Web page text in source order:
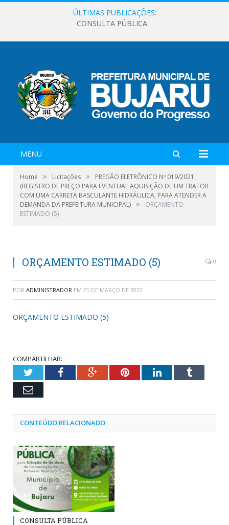
ÚLTIMAS PUBLICAÇÕES:
CONSULTA PÚBLICA
MENU
Home » Licitações »
PREGÃO ELETRÔNICO Nº 019/2021
(REGISTRO DE PREÇO PARA EVENTUAL AQUISIÇÃO DE UM TRATOR
COM UMA CARRETA BASCULANTE HIDRÁULICA, PARA ATENDER A
DEMANDA DA PREFEITURA MUNICIPAL) »
ORÇAMENTO
ESTIMADO (5)
ORÇAMENTO ESTIMADO (5) 0
POR ADMINISTRADOR EM 25 DE MARÇO DE 2022
ORÇAMENTO ESTIMADO (5)
COMPARTILHAR:
TwitterFacebookGoogle+PinterestLinkedInTumblr
Email
CONTEÚDO RELACIONADO
CONSULTA PÚBLICA